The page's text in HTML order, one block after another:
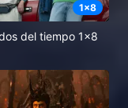
1x8
del tiempo 1x8